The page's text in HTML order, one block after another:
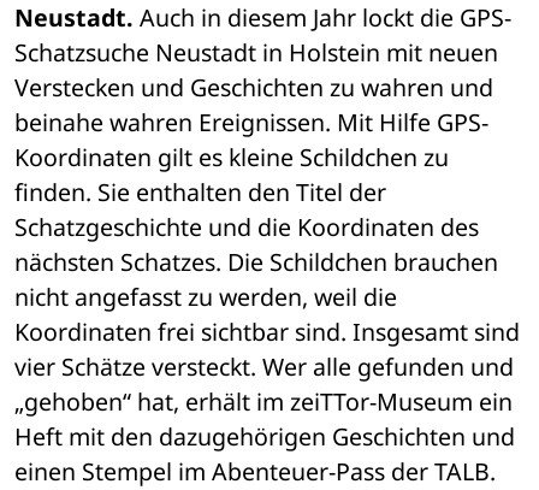
Neustadt. Auch in diesem Jahr lockt die GPS-
Schatzsuche Neustadt in Holstein mit neuen
Verstecken und Geschichten zu wahren und
beinahe wahren Ereignissen. Mit Hilfe GPS-
Koordinaten gilt es kleine Schildchen zu
finden. Sie enthalten den Titel der
Schatzgeschichte und die Koordinaten des
nächsten Schatzes. Die Schildchen brauchen
nicht angefasst zu werden, weil die
Koordinaten frei sichtbar sind. Insgesamt sind
vier Schätze versteckt. Wer alle gefunden und
„gehoben“ hat, erhält im zeiTTor-Museum ein
Heft mit den dazugehörigen Geschichten und
einen Stempel im Abenteuer-Pass der TALB.